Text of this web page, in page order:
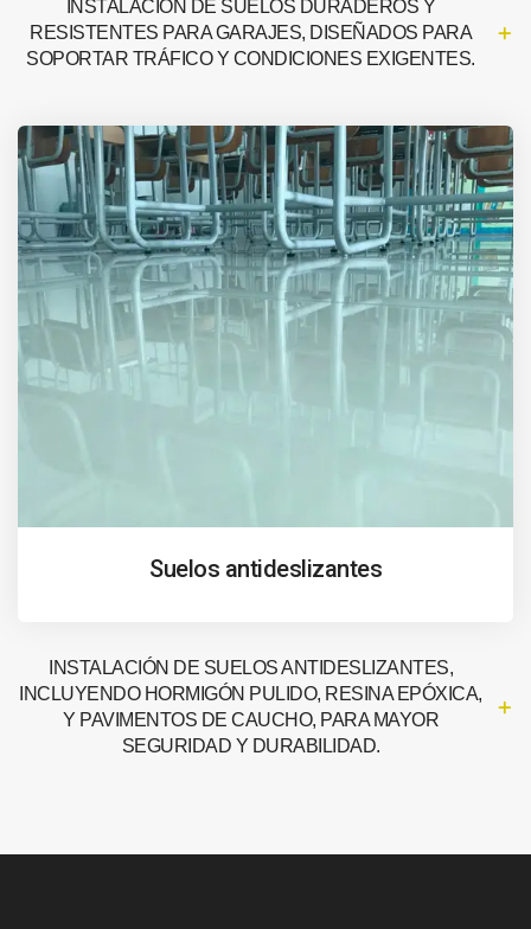
INSTALACIÓN DE SUELOS DURADEROS Y
RESISTENTES PARA GARAJES, DISEÑADOS PARA
SOPORTAR TRÁFICO Y CONDICIONES EXIGENTES.
Suelos antideslizantes
INSTALACIÓN DE SUELOS ANTIDESLIZANTES,
INCLUYENDO HORMIGÓN PULIDO, RESINA EPÓXICA,
Y PAVIMENTOS DE CAUCHO, PARA MAYOR
SEGURIDAD Y DURABILIDAD.